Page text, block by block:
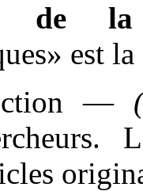
de la
est
—